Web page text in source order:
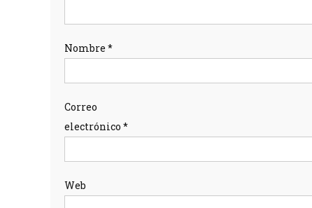
Nombre *
Correo
electrónico *
Web